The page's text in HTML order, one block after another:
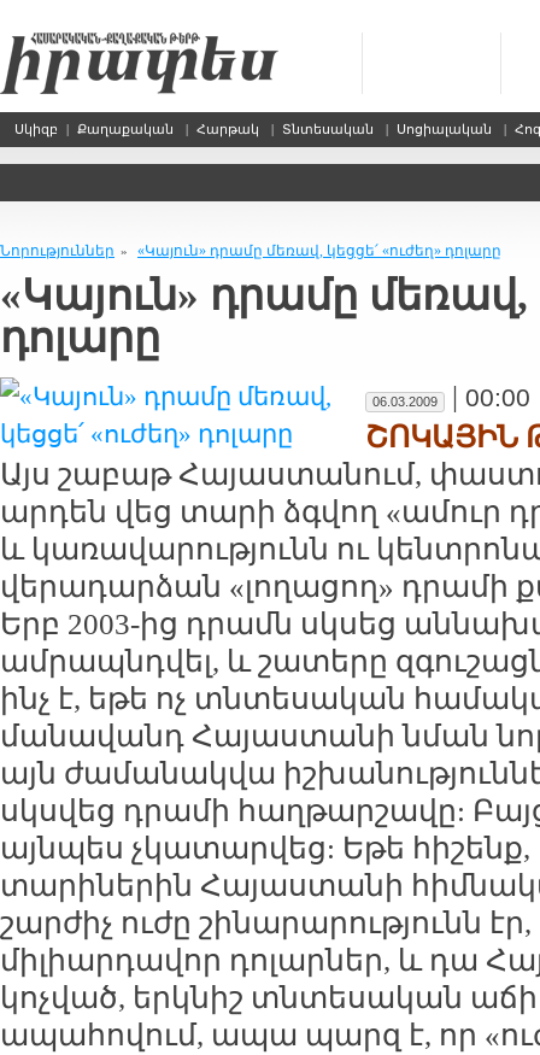
Սկիզբ | Քաղաքական | Հարթակ | Տնտեսական | Սոցիալական |
Նորություններ » «Կայուն» դրամը մեռավ, կեցցե՛ «ուժեղ» դոլարը
«Կայուն» դրամը մեռավ,
դոլարը
06.03.2009 | 00:00
ՇՈԿԱՅԻՆ
Այս շաբաթ Հայաստանում,
արդեն վեց տարի ձգվող «ամուր
և կառավարությունն ու
վերադարձան «լողացող» դրամի
Երբ 2003-ից դրամն սկսեց
ամրապնդվել, և շատերը
ինչ է, եթե ոչ տնտեսական
մանավանդ Հայաստանի նման
այն ժամանակվա
սկսվեց դրամի հաղթարշավը:
այնպես չկատարվեց: Եթե հիշենք,
տարիներին Հայաստանի
շարժիչ ուժը շինարարությունն
միլիարդավոր դոլարներ, և դա
կոչված, երկնիշ տնտեսական աճի
ապահովում, ապա պարզ է, որ